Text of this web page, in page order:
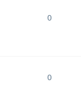
0
0